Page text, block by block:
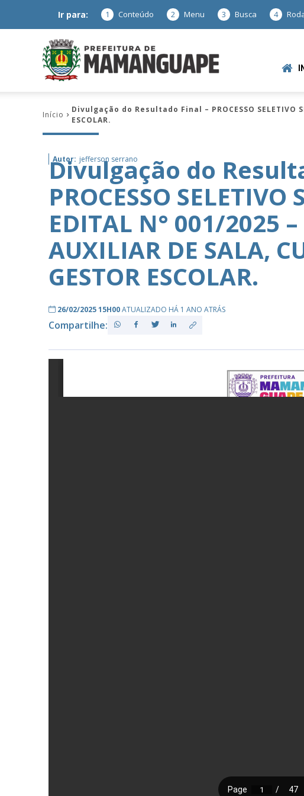
Ir para: 1 Conteúdo 2 Menu 3 Busca 4
–
PB
Início
Divulgação do Resultado Final – PROCESSO SELETIVO
ESCOLAR.
Autor: jefferson serrano
Divulgação do
PROCESSO
EDITAL N° 001/2025 –
AUXILIAR DE SALA,
GESTOR ESCOLAR.
26/02/2025 15H00ATUALIZADO HÁ 1 ANO ATRÁS
Compartilhe: